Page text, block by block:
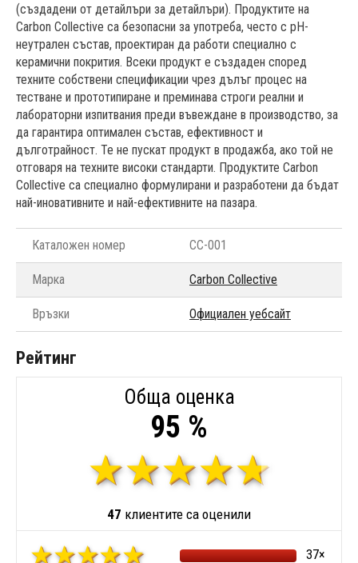
(създадени от детайлъри за детайлъри). Продуктите на
Carbon Collective са безопасни за употреба, често с pH-
неутрален състав, проектиран да работи специално с
керамични покрития. Всеки продукт е създаден според
техните собствени спецификации чрез дълъг процес на
тестване и прототипиране и преминава строги реални и
лабораторни изпитвания преди въвеждане в производство, за
да гарантира оптимален състав, ефективност и
дълготрайност. Те не пускат продукт в продажба, ако той не
отговаря на техните високи стандарти. Продуктите Carbon
Collective са специално формулирани и разработени да бъдат
най-иновативните и най-ефективните на пазара.
Каталожен номер CC-001
Марка Carbon Collective
Връзки Официален уебсайт
Рейтинг
Обща оценка
95 %
47 клиентите са оценили
37×